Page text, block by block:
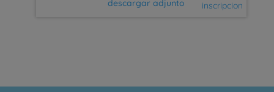
descargar adjunto inscripcion